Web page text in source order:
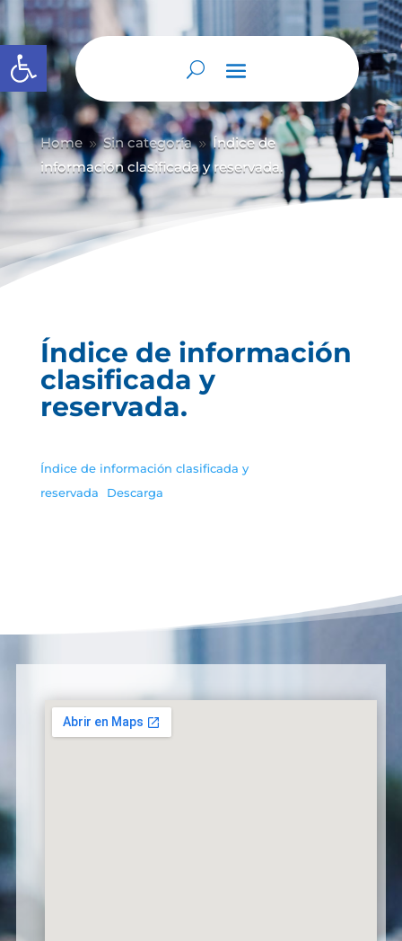
Abrir barra de herramientas
Home 9 Sin categoría 9 Índice de
información clasificada y reservada.
Índice de información
clasificada y
reservada.
Índice de información clasificada y
reservada
Descarga